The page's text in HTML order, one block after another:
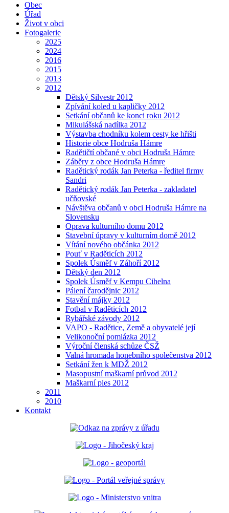
Obec
Úřad
Život v obci
Fotogalerie
2025
2024
2016
2015
2013
2012
Dětský Silvestr 2012
Zpívání koled u kapličky 2012
Setkání občanů ke konci roku 2012
Mikulášská nadílka 2012
Výstavba chodníku kolem cesty ke hřišti
Historie obce Hodruša Hámre
Radětičtí občané v obci Hodruša Hámre
Záběry z obce Hodruša Hámre
Radětický rodák Jan Peterka - ředitel firmy
Sandri
Radětický rodák Jan Peterka - zakladatel
učňovské
Návštěva občanů v obci Hodruša Hámre na
Slovensku
Oprava kulturního domu 2012
Stavební úpravy v kulturním domě 2012
Vítání nového občánka 2012
Pouť v Raděticích 2012
Spolek Úsměf v Záhoří 2012
Dětský den 2012
Spolek Úsměf v Kempu Cihelna
Pálení čarodějnic 2012
Stavění májky 2012
Fotbal v Raděticích 2012
Rybářské závody 2012
VAPO - Radětice, Země a obyvatelé její
Velikonoční pomlázka 2012
Výroční členská schůze ČSŽ
Valná hromada honebního společenstva 2012
Setkání žen k MDŽ 2012
Masopustní maškarní průvod 2012
Maškarní ples 2012
2011
2010
Kontakt